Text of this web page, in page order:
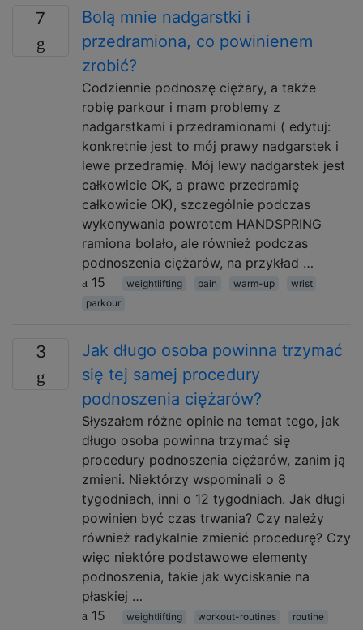
7
Bolą mnie nadgarstki i
przedramiona, co powinienem
zrobić?
Codziennie podnoszę ciężary, a także
robię parkour i mam problemy z
nadgarstkami i przedramionami ( edytuj:
konkretnie jest to mój prawy nadgarstek i
lewe przedramię. Mój lewy nadgarstek jest
całkowicie OK, a prawe przedramię
całkowicie OK), szczególnie podczas
wykonywania powrotem HANDSPRING
ramiona bolało, ale również podczas
podnoszenia ciężarów, na przykład …
15
weightlifting pain warm-up
wrist
parkour
3
Jak długo osoba powinna trzymać
się tej samej procedury
podnoszenia ciężarów?
Słyszałem różne opinie na temat tego, jak
długo osoba powinna trzymać się
procedury podnoszenia ciężarów, zanim ją
zmieni. Niektórzy wspominali o 8
tygodniach, inni o 12 tygodniach. Jak długi
powinien być czas trwania? Czy należy
również radykalnie zmienić procedurę? Czy
więc niektóre podstawowe elementy
podnoszenia, takie jak wyciskanie na
płaskiej …
15
weightlifting workout-routines routine